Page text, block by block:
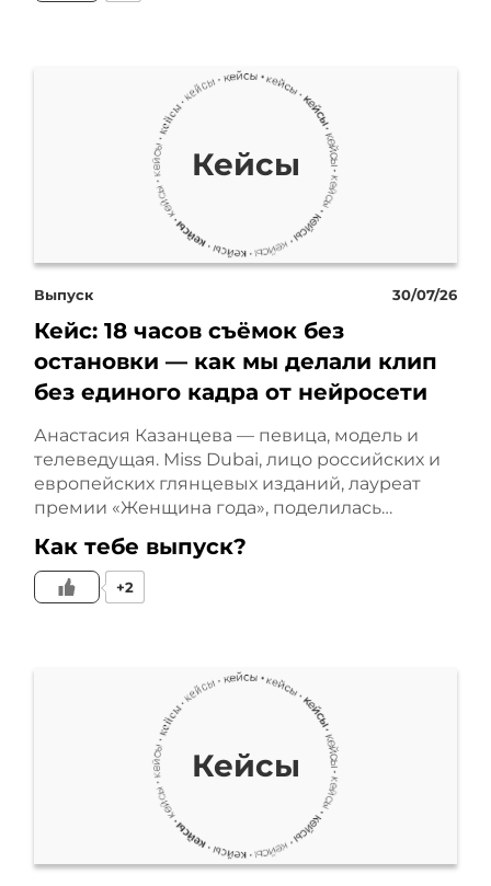
Начнем с того, что на
старте у нее было всего
лишь несколько важных
факторов. Желание
создать свое дело, опыт
работы тренером во
взрослом бассейне и
заемные средства в
размере 5 миллионов
рублей. В городе Клин
проживает всего 88 тысяч
населения составляют
дети до 7 лет. Кстати,
примерно такая же
статистика во всех
небольших городах
Кейсы
Выпуск 30/07/26
Кейс: 18 часов съёмок без
остановки — как мы делали клип
без единого кадра от нейросети
Анастасия Казанцева — певица, модель и
телеведущая. Miss Dubai, лицо российских и
европейских глянцевых изданий, лауреат
премии «Женщина года», поделилась…
Как тебе выпуск?
+2
Кейсы